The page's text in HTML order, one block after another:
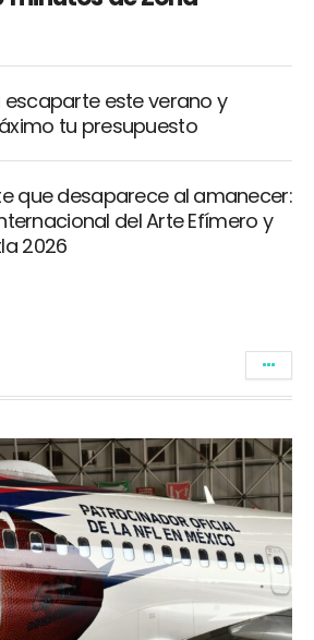
este verano y
tu presupuesto
que desaparece al amanecer:
del Arte Efímero y
2026